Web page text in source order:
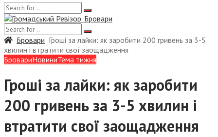
Бровари Гроші за лайки: як заробити 200 гривень за 3-5
хвилин і втратити свої заощадження
БровариНовиниТема тижня
Гроші за лайки: як заробити
200 гривень за 3-5 хвилин і
втратити свої заощадження